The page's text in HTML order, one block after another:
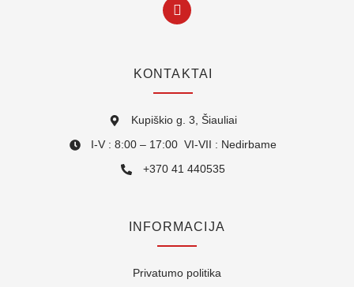
KONTAKTAI
Kupiškio g. 3, Šiauliai
I-V : 8:00 – 17:00 VI-VII : Nedirbame
+370 41 440535
INFORMACIJA
Privatumo politika